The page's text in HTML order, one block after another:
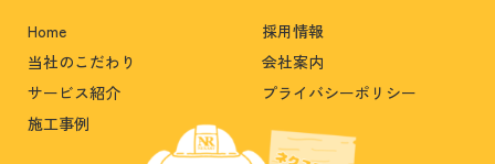
Home
採用情報
当社のこだわり
会社案内
サービス紹介
プライバシーポリシー
施工事例